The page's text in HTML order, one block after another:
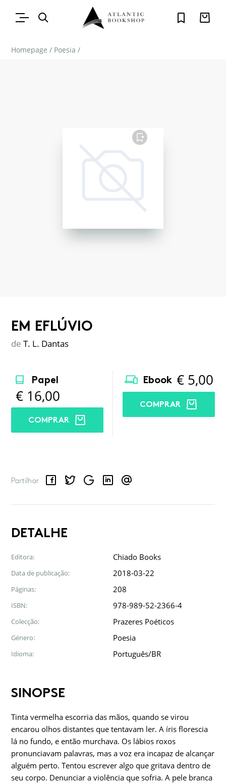
Homepage / Poesia /
FAVORITO
EM EFLÚVIO
de T. L. Dantas
Papel
€ 16,00
COMPRAR
Ebook € 5,00
COMPRAR
Partilhar
FacebookTwitterGoogle LinkedInEmail
DETALHE
Editora: Chiado Books
Data de publicação: 2018-03-22
Páginas: 208
ISBN: 978-989-52-2366-4
Colecção: Prazeres Poéticos
Género: Poesia
Idioma: Português/BR
SINOPSE
Tinta vermelha escorria das mãos, quando se virou
encarou olhos distantes que tentavam ler. A íris florescia
lá no fundo, e então murchava. Os lábios roxos
pronunciavam palavras, mas a voz era incapaz de alcançar
alguém perto. Tentou escrever algo que gritava dentro de
seu corpo. Denunciar a violência que sofria. A pele branca